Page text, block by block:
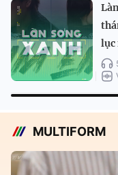
lục
MULTIFORM